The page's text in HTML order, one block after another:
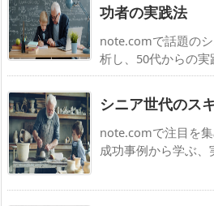
功者の実践法
note.comで話題の
析し、50代からの
シニア世代のス
note.comで注目を
成功事例から学ぶ